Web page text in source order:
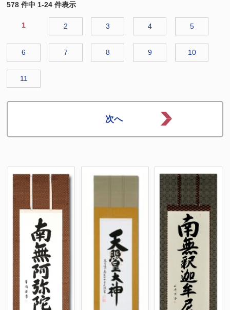
578 件中 1-24 件表示
1 2 3 4 5
6 7 8 9 10
11